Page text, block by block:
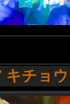
キチョウ